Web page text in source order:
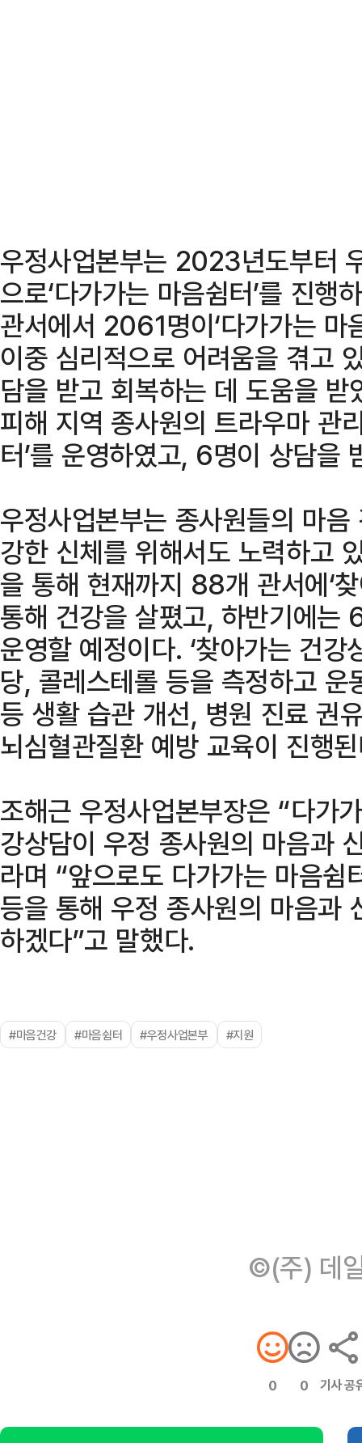
우정사업본부는 2023년도부터
으로‘다가가는 마음쉼터’를 진
관서에서 2061명이‘다가가는 마
이중 심리적으로 어려움을 겪고
담을 받고 회복하는 데 도움을
피해 지역 종사원의 트라우마 관
터’를 운영하였고, 6명이 상담을
우정사업본부는 종사원들의 마
강한 신체를 위해서도 노력하고
을 통해 현재까지 88개 관서에‘
통해 건강을 살폈고, 하반기에는
운영할 예정이다. ‘찾아가는 건강
당, 콜레스테롤 등을 측정하고
등 생활 습관 개선, 병원 진료 권
뇌심혈관질환 예방 교육이 진행
조해근 우정사업본부장은 “다가
강상담이 우정 종사원의 마음과
라며 “앞으로도 다가가는 마음
등을 통해 우정 종사원의 마음과
하겠다”고 말했다.
#마음건강 #마음쉼터 #우정사업본부 #지원
©(주) 데
0 0 기사 공